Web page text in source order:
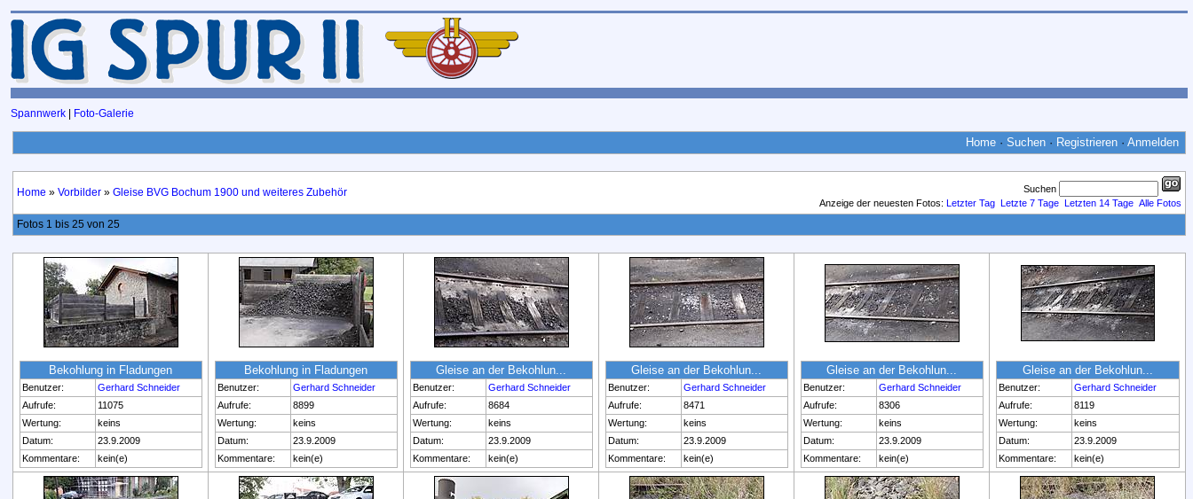
Spannwerk Foto-Galerie
Home · Suchen · Registrieren · Anmelden
Home » Vorbilder » Gleise BVG Bochum 1900 und weiteres Zubehör
Suchen
Anzeige der neuesten Fotos: Letzter Tag Letzte 7 Tage Letzten 14 Tage Alle Fotos
Fotos 1 bis 25 von 25
Bekohlung in Fladungen
Benutzer:
Gerhard Schneider
Aufrufe:
11075
Wertung:
keins
Datum:
23.9.2009
Kommentare:
kein(e)
Bekohlung in Fladungen
Benutzer:
Gerhard Schneider
Aufrufe:
8899
Wertung:
keins
Datum:
23.9.2009
Kommentare:
kein(e)
Gleise an der Bekohlun...
Benutzer:
Gerhard Schneider
Aufrufe:
8684
Wertung:
keins
Datum:
23.9.2009
Kommentare:
kein(e)
Gleise an der Bekohlun...
Benutzer:
Gerhard Schneider
Aufrufe:
8471
Wertung:
keins
Datum:
23.9.2009
Kommentare:
kein(e)
Gleise an der Bekohlun...
Benutzer:
Gerhard Schneider
Aufrufe:
8306
Wertung:
keins
Datum:
23.9.2009
Kommentare:
kein(e)
Gleise an der Bekohlun...
Benutzer:
Gerhard Schneider
Aufrufe:
8119
Wertung:
keins
Datum:
23.9.2009
Kommentare:
kein(e)